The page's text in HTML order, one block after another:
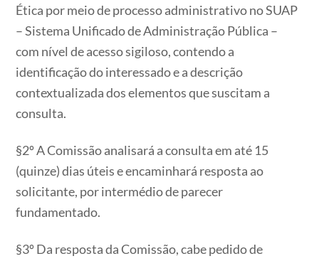
Ética por meio de processo administrativo no SUAP
– Sistema Unificado de Administração Pública –
com nível de acesso sigiloso, contendo a
identificação do interessado e a descrição
contextualizada dos elementos que suscitam a
consulta.
§2º A Comissão analisará a consulta em até 15
(quinze) dias úteis e encaminhará resposta ao
solicitante, por intermédio de parecer
fundamentado.
§3º Da resposta da Comissão, cabe pedido de